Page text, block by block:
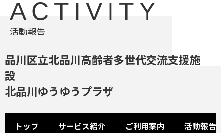
ACTIVITY
活動報告
品川区立北品川高齢者多世代交流支援施
設
北品川ゆうゆうプラザ
トップ サービス紹介 ご利用案内 活動報告